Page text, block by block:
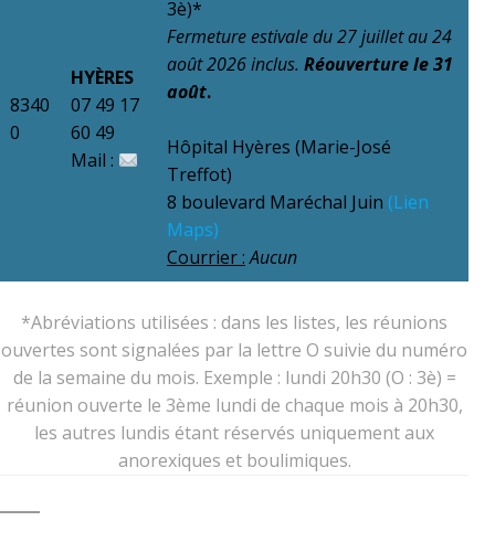
8340
0
HYÈRES
07 49 17
60 49
Mail :
3è)*
Fermeture estivale du27 juillet au 24
août 2026 inclus. Réouverture le 31
août.
Hôpital Hyères (Marie-José
Treffot)
8 boulevard Maréchal Juin (Lien
Maps)
Courrier : Aucun
*Abréviations utilisées : dans les listes, les réunions
ouvertes sont signalées par la lettre O suivie du numéro
de la semaine du mois. Exemple : lundi 20h30 (O : 3è) =
réunion ouverte le 3ème lundi de chaque mois à 20h30,
les autres lundis étant réservés uniquement aux
anorexiques et boulimiques.